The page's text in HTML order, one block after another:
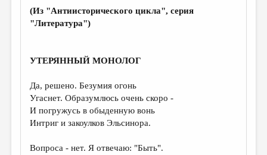
НОВОСТИ
ОТДЕЛЫ И РУБРИКИ
ИЗБРАННОЕ
ДАЙДЖЕСТ
ПРОИЗВЕДЕНИЯ
ПЕРЕВОДЫ
(Из "Антиисторического цикла", серия
"Литература")
УТЕРЯННЫЙ МОНОЛОГ
Да, решено. Безумия огонь
Угаснет. Образумлюсь очень скоро -
И погружусь в обыденную вонь
Интриг и закоулков Эльсинора.
Вопроса - нет. Я отвечаю: "Быть".